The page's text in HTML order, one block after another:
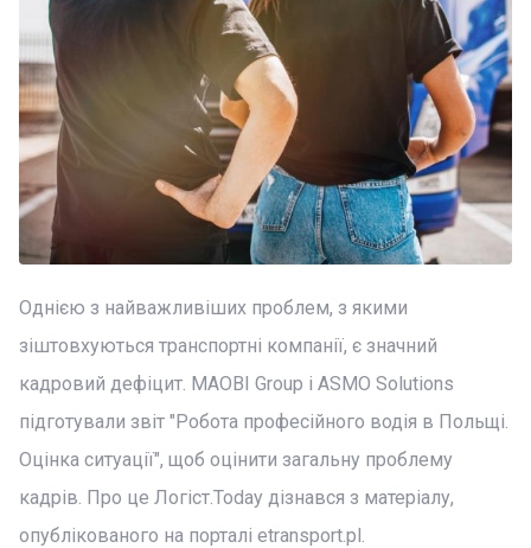
Однією з найважливіших проблем, з якими
зіштовхуються транспортні компанії, є значний
кадровий дефіцит. MAOBI Group і ASMO Solutions
підготували звіт "Робота професійного водія в Польщі.
Оцінка ситуації", щоб оцінити загальну проблему
кадрів. Про це Логіст.Today дізнався з матеріалу,
опублікованого на порталі etransport.pl.